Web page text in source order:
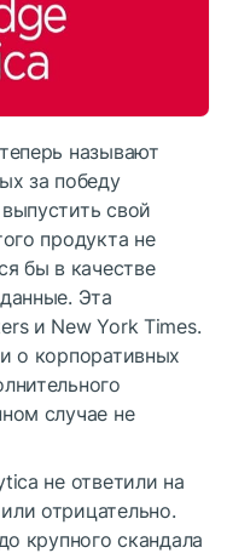
называют
за победу
свой
продукта не
бы в качестве
Эта
и New York Times.
о корпоративных
случае не
не ответили на
отрицательно.
крупного скандала